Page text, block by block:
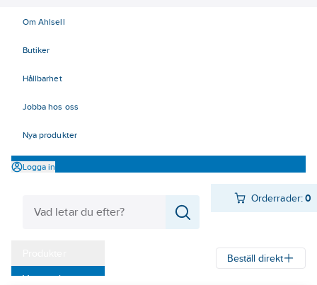
Om Ahlsell
Butiker
Hållbarhet
Jobba hos oss
Nya produkter
Logga in
Orderrader:0
Varumärken
Beställ direkt